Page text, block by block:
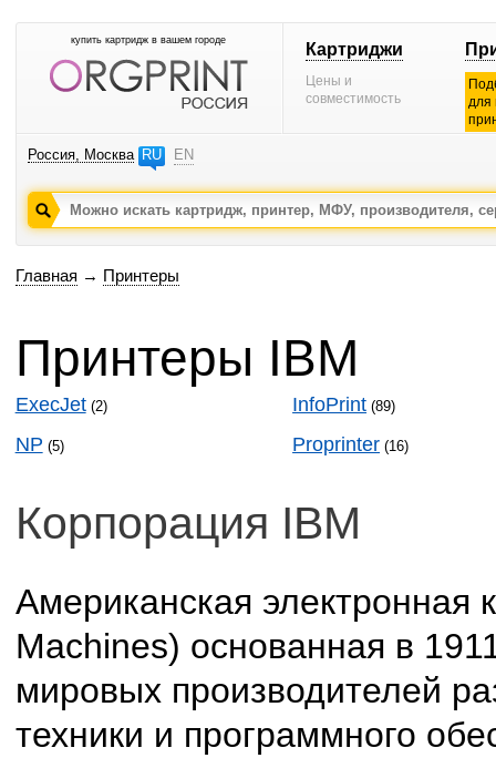
купить картридж в вашем городе Картриджи
Цены и
совместимость
для
Россия, Москва RU EN
Главная → Принтеры
Принтеры IBM
ExecJet(2) InfoPrint (89)
NP (5) Proprinter (16)
Корпорация IBM
Американская электронная
Machines) основанная в
мировых производителей
техники и программного